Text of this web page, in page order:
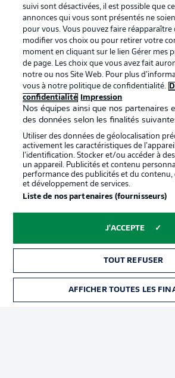
Mentions Légales Gérer
Déclaration de
confidentialité
Impression
© 2026 Bundesliga-Gruppe
suivi sont désactivées, il est possible que
annonces qui vous sont présentés ne
pour vous. Vous pouvez faire réapparaître
modifier vos choix ou pour retirer votre
moment en cliquant sur le lien Gérer mes
de page. Les choix que vous avez fait
notre ou nos Site Web. Pour plus
vous à notre politique de confidentialité.
confidentialité
Impression
Nos équipes ainsi que nos partenaires
des données selon les finalités
Utiliser des données de géolocalisation
activement les caractéristiques de
l’identification. Stocker et/ou accéder à
un appareil. Publicités et contenu
performance des publicités et du contenu,
et développement de services.
Liste de nos partenaires (fournisseurs)
J'ACCEPTE
TOUT REFUSER
AFFICHER TOUTES LES